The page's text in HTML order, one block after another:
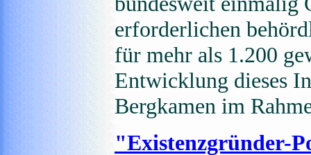
erforderlichen
für mehr als 1.200
Entwicklung dieses
Bergkamen im
"Existenzgründer-